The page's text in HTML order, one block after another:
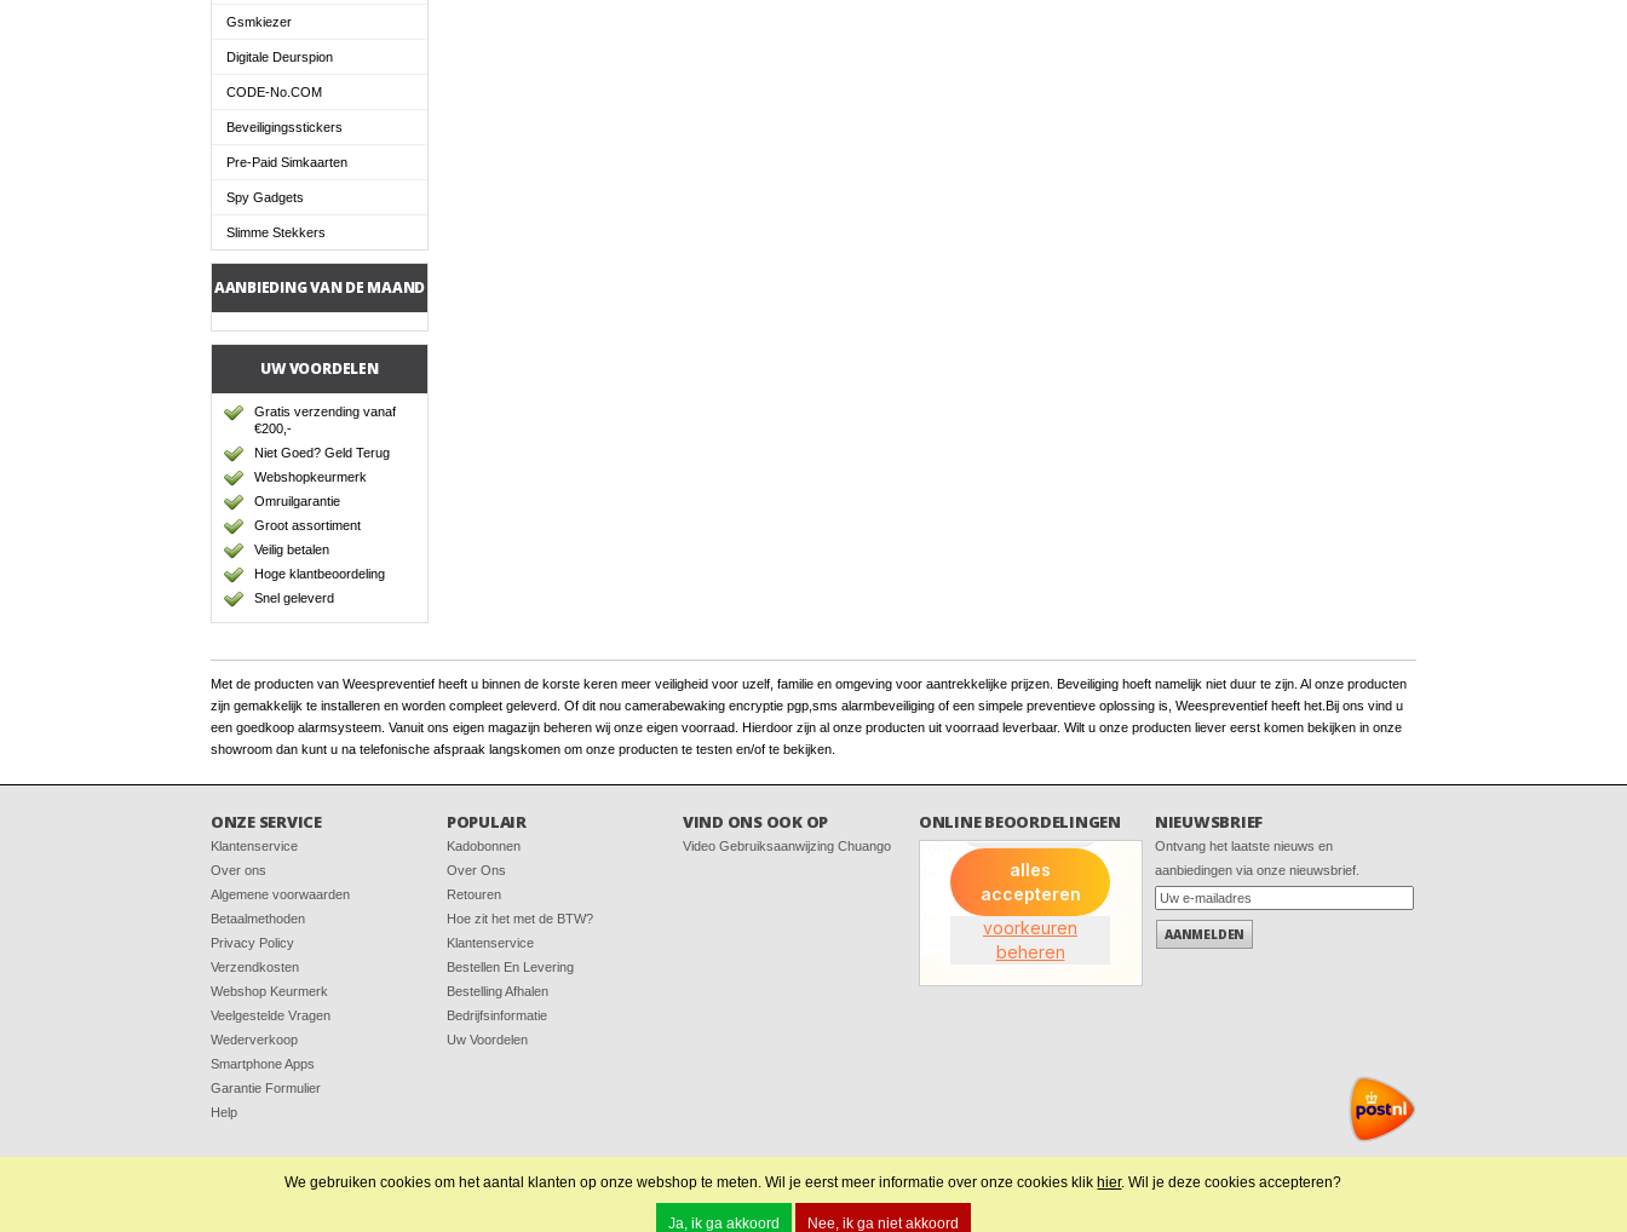
Gsmkiezer
Digitale Deurspion
CODE-No.COM
Beveiligingsstickers
Pre-Paid Simkaarten
Spy Gadgets
Slimme Stekkers
AANBIEDING VAN DE MAAND
UW VOORDELEN
Gratis verzending vanaf
€200,-
Niet Goed? Geld Terug
Webshopkeurmerk
Omruilgarantie
Groot assortiment
Veilig betalen
Hoge klantbeoordeling
Snel geleverd
Met de producten van Weespreventief heeft u binnen de korste keren meer veiligheid voor uzelf, familie en omgeving voor aantrekkelijke prijzen. Beveiliging hoeft namelijk niet duur te zijn. Al onze producten
zijn gemakkelijk te installeren en worden compleet geleverd. Of dit nou camerabewaking encryptie pgp,sms alarmbeveiliging of een simpele preventieve oplossing is, Weespreventief heeft het.Bij ons vind u
een goedkoop alarmsysteem. Vanuit ons eigen magazijn beheren wij onze eigen voorraad. Hierdoor zijn al onze producten uit voorraad leverbaar. Wilt u onze producten liever eerst komen bekijken in onze
showroom dan kunt u na telefonische afspraak langskomen om onze producten te testen en/of te bekijken.
ONZE SERVICE
Klantenservice
Over ons
Algemene voorwaarden
Betaalmethoden
Privacy Policy
Verzendkosten
Webshop Keurmerk
Veelgestelde Vragen
Wederverkoop
Smartphone Apps
Garantie Formulier
Help
POPULAIR
Kadobonnen
Over Ons
Retouren
Hoe zit het met de BTW?
Klantenservice
Bestellen En Levering
Bestelling Afhalen
Bedrijfsinformatie
Uw Voordelen
VIND ONS OOK OP
Video Gebruiksaanwijzing Chuango
ONLINE BEOORDELINGEN NIEUWSBRIEF
Ontvang het laatste nieuws en
aanbiedingen via onze nieuwsbrief.
AANMELDEN
We gebruiken cookies om het aantal klanten op onze webshop te meten. Wil je eerst meer informatie over onze cookies klikhier. Wil je deze cookies accepteren?
Ja, ik ga akkoord Nee, ik ga niet akkoord